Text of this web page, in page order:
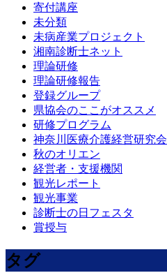
寄付講座
未分類
未病産業プロジェクト
湘南診断士ネット
理論研修
理論研修報告
登録グループ
県協会のここがオススメ
研修プログラム
神奈川医療介護経営研究会
秋のオリエン
経営者・支援機関
観光レポート
観光事業
診断士の日フェスタ
賞授与
タグ